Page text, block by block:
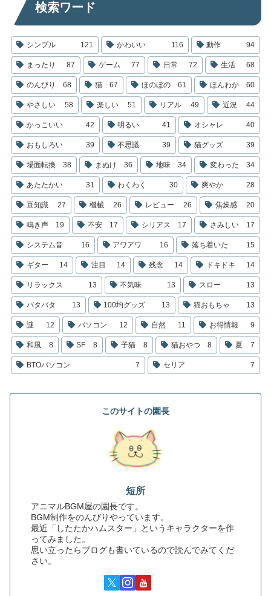
検索ワード
シンプル 121 かわいい 116 動作 94
まったり 87 ゲーム 77 日常 72 生活 68
のんびり 68 猫 67 ほのぼの 61 ほんわか 60
やさしい 58 楽しい 51 リアル 49 近況 44
かっこいい 42 明るい 41 オシャレ 40
おもしろい 39 不思議 39 猫グッズ 39
場面転換 38 まぬけ 36 地味 34 変わった 34
あたたかい 31 わくわく 30 爽やか 28
豆知識 27 機械 26 レビュー 26 焦燥感 20
鳴き声 19 不安 17 シリアス 17 さみしい 17
システム音 16 アワアワ 16 落ち着いた 15
ギター 14 注目 14 残念 14 ドキドキ 14
リラックス 13 不気味 13 スロー 13
バタバタ 13 100均グッズ 13 猫おもちゃ 13
謎 12 パソコン 12 自然 11 お得情報 9
和風 8 SF 8 子猫 8 猫おやつ 8 夏 7
BTOパソコン 7 セリア 7
このサイトの園長
短所
アニマルBGM屋の園長です。
BGM制作をのんびりやっています。
最近「したたかハムスター」というキャラクターを作
ってみました。
思い立ったらブログも書いているので読んでみてくだ
さい。